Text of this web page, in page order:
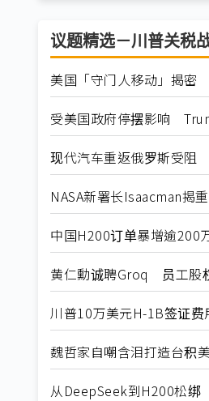
议题精选－川普关税
美国「守门人移动」揭密
受美国政府停摆影响
现代汽车重返俄罗斯受阻
NASA新署长Isaacman揭
中国H200订单暴增逾
黄仁勳诚聘Groq 员工股
川普10万美元H-1B签证
魏哲家自嘲含泪打造台积
从DeepSeek到H200松